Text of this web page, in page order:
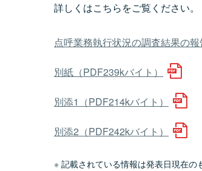
詳しくはこちらをご覧ください。
点呼業務執行状況の調査結果の
別紙（PDF239kバイト）
別添1（PDF214kバイト）
別添2（PDF242kバイト）
記載されている情報は発表日現在の